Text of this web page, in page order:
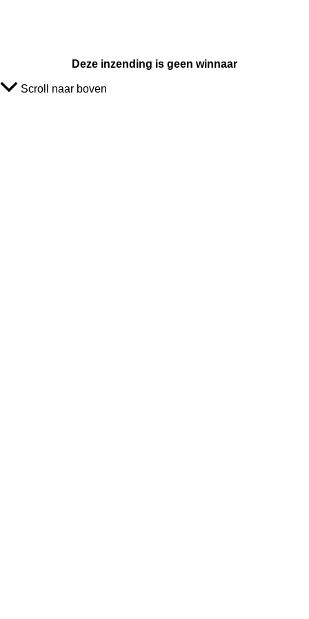
Deze inzending is geen winnaar
Scroll naar boven